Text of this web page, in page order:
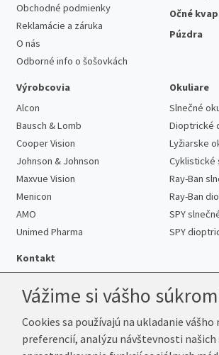
Obchodné podmienky
Reklamácie a záruka
O nás
Odborné info o šošovkách
Očné
Púzdra
Výrobcovia
Alcon
Bausch & Lomb
Cooper Vision
Johnson & Johnson
Maxvue Vision
Menicon
AMO
Unimed Pharma
Okuliare
Slnečné
Dioptrické
Lyžiarske
Cyklistické
Ray-Ban
Ray-Ban
SPY
SPY
Kontakt
Telefón:+421 222 205 863
E-mail:info@k-sosovky.sk
Vážime si vášho
Cookies sa používajú na ukladanie vášho
preferencií, analýzu návštevnosti